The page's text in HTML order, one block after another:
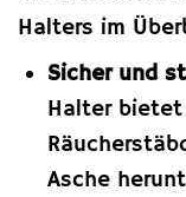
Halters im
Sicher und
Halter
Asche